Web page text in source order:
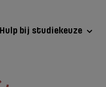
Hulp bij studiekeuze